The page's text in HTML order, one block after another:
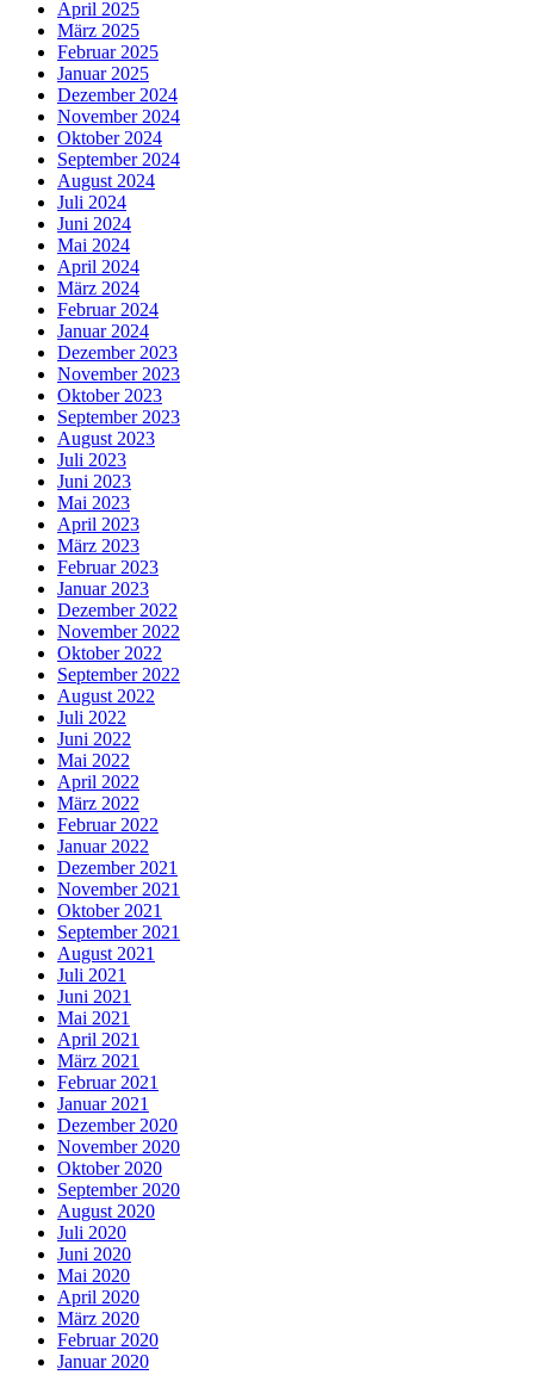
April 2025
März 2025
Februar 2025
Januar 2025
Dezember 2024
November 2024
Oktober 2024
September 2024
August 2024
Juli 2024
Juni 2024
Mai 2024
April 2024
März 2024
Februar 2024
Januar 2024
Dezember 2023
November 2023
Oktober 2023
September 2023
August 2023
Juli 2023
Juni 2023
Mai 2023
April 2023
März 2023
Februar 2023
Januar 2023
Dezember 2022
November 2022
Oktober 2022
September 2022
August 2022
Juli 2022
Juni 2022
Mai 2022
April 2022
März 2022
Februar 2022
Januar 2022
Dezember 2021
November 2021
Oktober 2021
September 2021
August 2021
Juli 2021
Juni 2021
Mai 2021
April 2021
März 2021
Februar 2021
Januar 2021
Dezember 2020
November 2020
Oktober 2020
September 2020
August 2020
Juli 2020
Juni 2020
Mai 2020
April 2020
März 2020
Februar 2020
Januar 2020